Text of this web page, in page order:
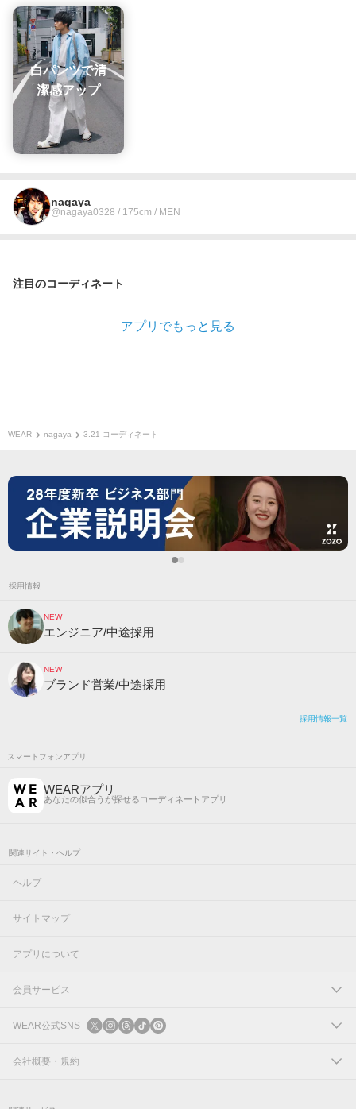
白パンツで清
潔感アップ
nagaya
@nagaya0328 / 175cm / MEN
注目のコーディネート
アプリでもっと見る
WEAR nagaya 3.21 コーディネート
採用情報
NEW
エンジニア/中途採用
NEW
ブランド営業/中途採用
採用情報一覧
スマートフォンアプリ
WEARアプリ
あなたの似合うが探せるコーディネートアプリ
関連サイト・ヘルプ
ヘルプ
サイトマップ
アプリについて
会員サービス
ログイン
新規会員登録
WEAR公式SNS
X
会社概要・規約